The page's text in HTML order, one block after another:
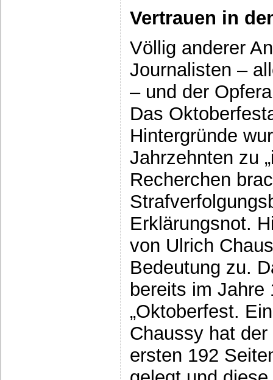
Vertrauen in
Völlig anderer
Journalisten –
– und der
Das
Hintergründe
Jahrzehnten zu
Recherchen
Erklärungsnot.
von Ulrich
Bedeutung zu.
bereits im Jahre
„Oktoberfest.
Chaussy hat
ersten 192